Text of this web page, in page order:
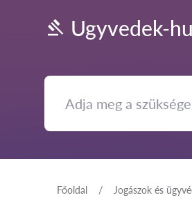
Ugyvedek-
Főoldal Jogászok és